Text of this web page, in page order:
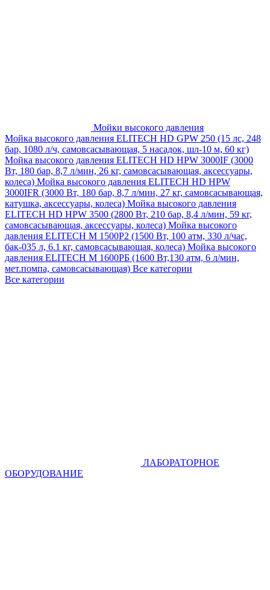
Мойки высокого давления
Мойка высокого давления ELITECH HD GPW 250 (15 лс, 248
бар, 1080 л/ч, самовсасывающая, 5 насадок, шл-10 м, 60 кг)
Мойка высокого давления ELITECH HD HPW 3000IF (3000
Вт, 180 бар, 8,7 л/мин, 26 кг, самовсасывающая, аксессуары,
колеса) Мойка высокого давления ELITECH HD HPW
3000IFR (3000 Вт, 180 бар, 8,7 л/мин, 27 кг, самовсасывающая,
катушка, аксессуары, колеса) Мойка высокого давления
ELITECH HD HPW 3500 (2800 Вт, 210 бар, 8,4 л/мин, 59 кг,
самовсасывающая, аксессуары, колеса) Мойка высокого
давления ELITECH M 1500P2 (1500 Вт, 100 атм, 330 л/час,
бак-035 л, 6.1 кг, самовсасывающая, колеса) Мойка высокого
давления ELITECH М 1600РБ (1600 Вт,130 атм, 6 л/мин,
мет.помпа, самовсасывающая) Все категории
Все категории
ЛАБОРАТОРНОЕ
ОБОРУДОВАНИЕ